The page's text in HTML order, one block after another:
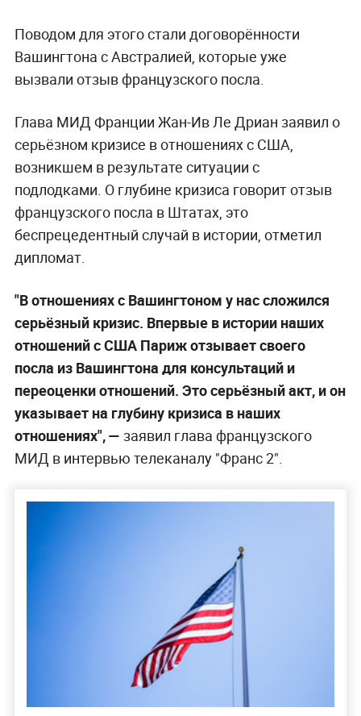
Поводом для этого стали договорённости
Вашингтона с Австралией, которые уже
вызвали отзыв французского посла.
Глава МИД Франции Жан-Ив Ле Дриан заявил о
серьёзном кризисе в отношениях с США,
возникшем в результате ситуации с
подлодками. О глубине кризиса говорит отзыв
французского посла в Штатах, это
беспрецедентный случай в истории, отметил
дипломат.
"В отношениях с Вашингтоном у нас сложился
серьёзный кризис. Впервые в истории наших
отношений с США Париж отзывает своего
посла из Вашингтона для консультаций и
переоценки отношений. Это серьёзный акт, и он
указывает на глубину кризиса в наших
отношениях", — заявил глава французского
МИД в интервью телеканалу "Франс 2".